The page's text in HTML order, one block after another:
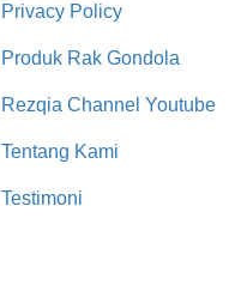
Privacy Policy
Produk Rak Gondola
Rezqia Channel Youtube
Tentang Kami
Testimoni